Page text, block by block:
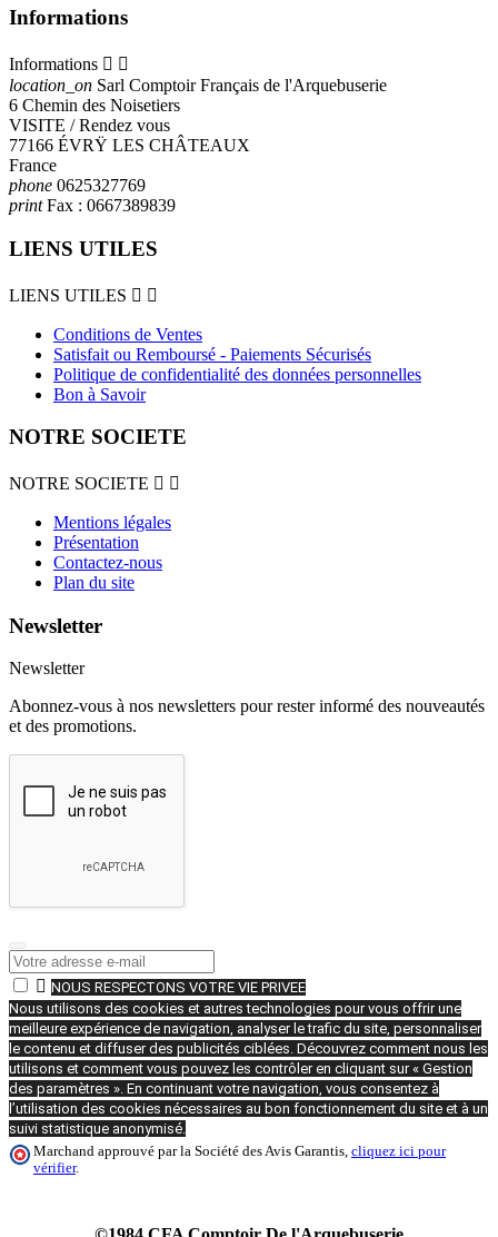
Informations
Informations  
location_on Sarl Comptoir Français de l'Arquebuserie
6 Chemin des Noisetiers
VISITE / Rendez vous
77166 ÉVRŸ LES CHÂTEAUX
France
phone 0625327769
printFax : 0667389839
LIENS UTILES
LIENS UTILES  
Conditions de Ventes
Satisfait ou Remboursé - Paiements Sécurisés
Politique de confidentialité des données personnelles
Bon à Savoir
NOTRE SOCIETE
NOTRE SOCIETE  
Mentions légales
Présentation
Contactez-nous
Plan du site
Newsletter
Newsletter
Abonnez-vous à nos newsletters pour rester informé des nouveautés
et des promotions.
 NOUS RESPECTONS VOTRE VIE PRIVEE
Nous utilisons des cookies et autres technologies pour vous offrir une
meilleure expérience de navigation, analyser le trafic du site, personnaliser
le contenu et diffuser des publicités ciblées. Découvrez comment nous les
utilisons et comment vous pouvez les contrôler en cliquant sur « Gestion
des paramètres ». En continuant votre navigation, vous consentez à
l’utilisation des cookies nécessaires au bon fonctionnement du site et à un
suivi statistique anonymisé.
Marchand approuvé par la Société des Avis Garantis, cliquez ici pour
vérifier.